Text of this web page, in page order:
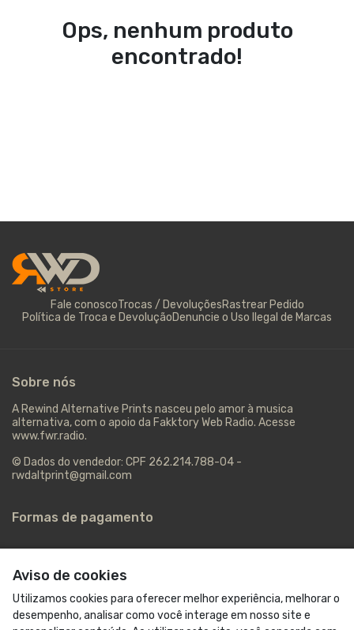
Ops, nenhum produto
encontrado!
Aviso de cookies
Utilizamos cookies para oferecer melhor experiência, melhorar o
desempenho, analisar como você interage em nosso site e
Fale conoscoTrocas / DevoluçõesRastrear Pedido
Política de Troca e DevoluçãoDenuncie o Uso Ilegal de Marcas
Sobre nós
A Rewind Alternative Prints nasceu pelo amor à musica
alternativa, com o apoio da Fakktory Web Radio. Acesse
www.fwr.radio.
© Dados do vendedor: CPF 262.214.788-04 -
rwdaltprint@gmail.com
Formas de pagamento